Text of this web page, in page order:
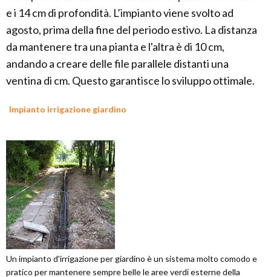
e i 14 cm di profondità. L’impianto viene svolto ad
agosto, prima della fine del periodo estivo. La distanza
da mantenere tra una pianta e l'altra è di 10 cm,
andando a creare delle file parallele distanti una
ventina di cm. Questo garantisce lo sviluppo ottimale.
Impianto irrigazione giardino
Un impianto d'irrigazione per giardino è un sistema molto comodo e
pratico per mantenere sempre belle le aree verdi esterne della